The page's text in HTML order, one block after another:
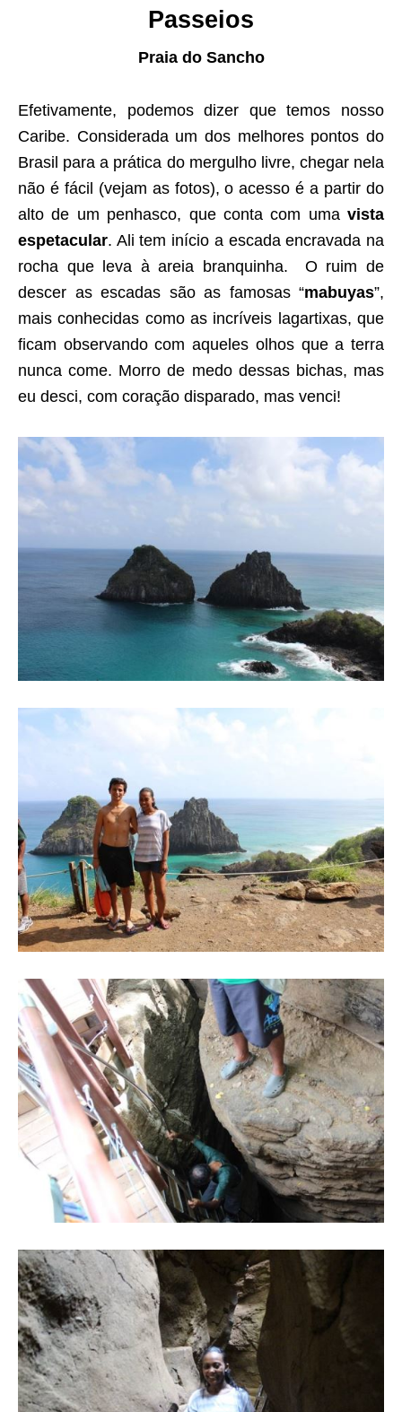
Passeios
Praia do Sancho
Efetivamente, podemos dizer que temos nosso
Caribe. Considerada um dos melhores pontos do
Brasil para a prática do mergulho livre, chegar nela
não é fácil (vejam as fotos), o acesso é a partir do
alto de um penhasco, que conta com uma vista
espetacular. Ali tem início a escada encravada na
rocha que leva à areia branquinha. O ruim de
descer as escadas são as famosas “mabuyas”,
mais conhecidas como as incríveis lagartixas, que
ficam observando com aqueles olhos que a terra
nunca come. Morro de medo dessas bichas, mas
eu desci, com coração disparado, mas venci!